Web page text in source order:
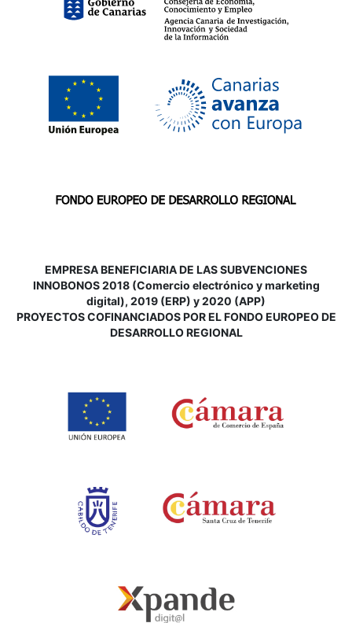
EMPRESA BENEFICIARIA DE LAS SUBVENCIONES
INNOBONOS 2018 (Comercio electrónico y marketing
digital), 2019 (ERP) y 2020 (APP)
PROYECTOS COFINANCIADOS POR EL FONDO EUROPEO DE
DESARROLLO REGIONAL